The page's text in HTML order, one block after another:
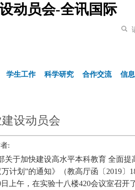
动员会-全讯国际
学生工作 科学研究 合作交流 信
设动员会
:
于加快建设高水平本科教育 全面提
计划”的通知》（教高厅函〔 2019〕
日上午，在实验十八楼420会议室召开